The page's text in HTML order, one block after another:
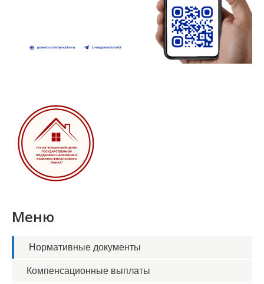
Меню
Нормативные документы
Компенсационные выплаты